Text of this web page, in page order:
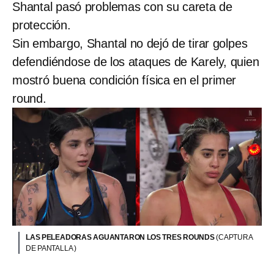
Shantal pasó problemas con su careta de
protección.
Sin embargo, Shantal no dejó de tirar golpes
defendiéndose de los ataques de Karely, quien
mostró buena condición física en el primer
round.
LAS PELEADORAS AGUANTARON LOS TRES ROUNDS(CAPTURA
DE PANTALLA )